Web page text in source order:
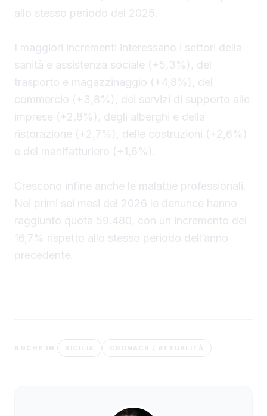
allo stesso periodo del 2025.
I maggiori incrementi interessano i settori della
sanità e assistenza sociale (+5,3%), del
trasporto e magazzinaggio (+4,8%), del
commercio (+3,8%), dei servizi di supporto alle
imprese (+2,8%), degli alberghi e della
ristorazione (+2,7%), delle costruzioni (+2,6%)
e del manifatturiero (+1,6%).
Crescono infine anche le malattie professionali.
Nei primi sei mesi del 2026 le denunce hanno
raggiunto quota 59.480, con un incremento del
16,7% rispetto allo stesso periodo dell’anno
precedente.
ANCHE IN SICILIA CRONACA / ATTUALITÀ